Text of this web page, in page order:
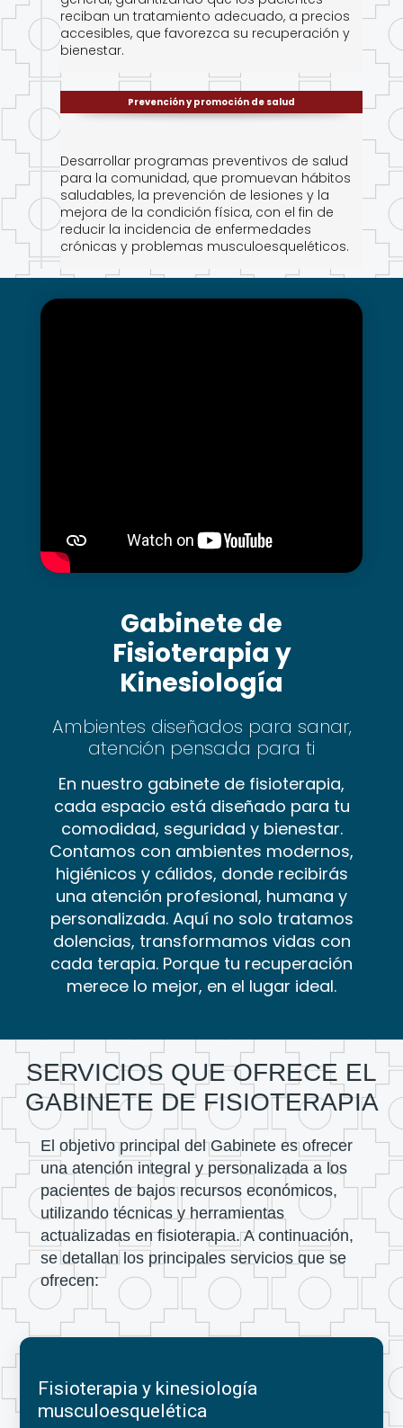
reciban un tratamiento adecuado, a precios
accesibles, que favorezca su recuperación y
bienestar.
Prevención y promoción de salud
Desarrollar programas preventivos de salud
para la comunidad, que promuevan hábitos
saludables, la prevención de lesiones y la
mejora de la condición física, con el fin de
reducir la incidencia de enfermedades
crónicas y problemas musculoesqueléticos.
Gabinete de
Fisioterapia y
Kinesiología
Ambientes diseñados para sanar,
atención pensada para ti
En nuestro gabinete de fisioterapia,
cada espacio está diseñado para tu
comodidad, seguridad y bienestar.
Contamos con ambientes modernos,
higiénicos y cálidos, donde recibirás
una atención profesional, humana y
personalizada. Aquí no solo tratamos
dolencias, transformamos vidas con
cada terapia. Porque tu recuperación
merece lo mejor, en el lugar ideal.
SERVICIOS QUE OFRECE EL
GABINETE DE FISIOTERAPIA
El objetivo principal del Gabinete es ofrecer
una atención integral y personalizada a los
pacientes de bajos recursos económicos,
utilizando técnicas y herramientas
actualizadas en fisioterapia. A continuación,
se detallan los principales servicios que se
ofrecen:
Fisioterapia y kinesiología
musculoesquelética